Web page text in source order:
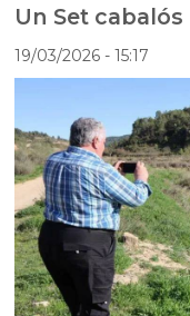
Un Set
19/03/2026- 15:17